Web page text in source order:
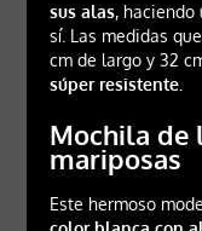
sus alas, haciendo
sí. Las medidas
cm de largo y 32
súper resistente.
Mochila de
mariposas
Este hermoso